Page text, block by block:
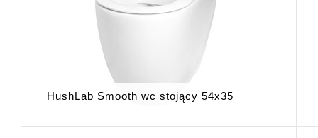
HushLab Smooth wc stojący 54x35